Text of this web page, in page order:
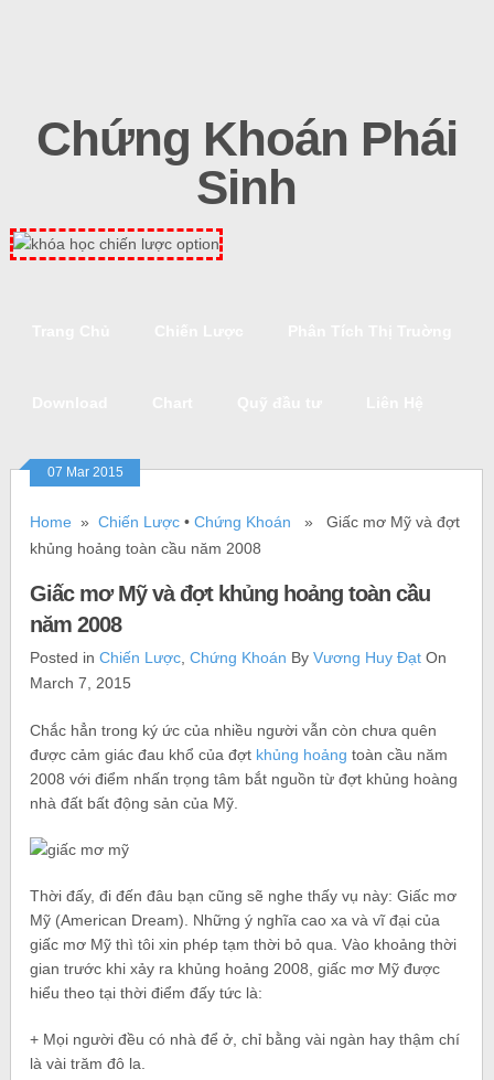
Chứng Khoán Phái
Sinh
07 Mar 2015
Home »Chiến Lược •Chứng Khoán » Giấc mơ Mỹ và đợt
khủng hoảng toàn cầu năm 2008
Giấc mơ Mỹ và đợt khủng hoảng toàn cầu
năm 2008
Posted inChiến Lược ,Chứng Khoán ByVương Huy Đạt On
March 7, 2015
Chắc hẳn trong ký ức của nhiều người vẫn còn chưa quên
được cảm giác đau khổ của đợt khủng hoảng toàn cầu năm
2008 với điểm nhấn trọng tâm bắt nguồn từ đợt khủng hoàng
nhà đất bất động sản của Mỹ.
Thời đấy, đi đến đâu bạn cũng sẽ nghe thấy vụ này: Giấc mơ
Mỹ (American Dream). Những ý nghĩa cao xa và vĩ đại của
giấc mơ Mỹ thì tôi xin phép tạm thời bỏ qua. Vào khoảng thời
gian trước khi xảy ra khủng hoảng 2008, giấc mơ Mỹ được
hiểu theo tại thời điểm đấy tức là:
+ Mọi người đều có nhà để ở, chỉ bằng vài ngàn hay thậm chí
là vài trăm đô la.